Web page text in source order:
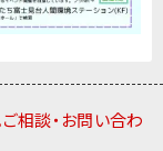
相談・お問い合わ